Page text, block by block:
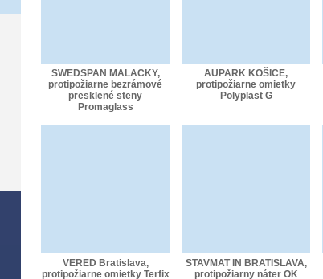
SWEDSPAN MALACKY,
protipožiarne bezrámové
presklené steny
Promaglass
AUPARK KOŠICE,
protipožiarne omietky
Polyplast G
VERED Bratislava,
protipožiarne omietky Terfix
STAVMAT IN BRATISLAVA,
protipožiarny náter OK